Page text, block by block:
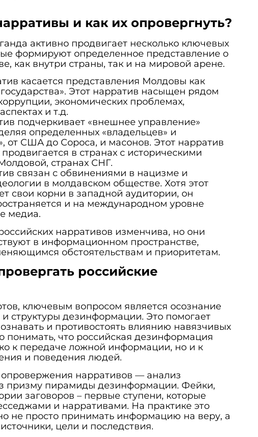
и как их опровергнуть?
активно продвигает несколько ключевых
формируют определенное представление о
как внутри страны, так и на мировой арене.
касается представления Молдовы как
Этот нарратив насыщен рядом
экономических проблемах,
и т.д.
подчеркивает «внешнее управление»
определенных «владельцев» и
от США до Сороса, и масонов. Этот нарратив
в странах с историческими
странах СНГ.
связан с обвинениями в нацизме и
в молдавском обществе. Хотя этот
свои корни в западной аудитории, он
и на международном уровне
медиа.
нарративов изменчива, но они
в информационном пространстве,
обстоятельствам и приоритетам.
российские
ключевым вопросом является осознание
структуры дезинформации. Это помогает
и противостоять влиянию навязчивых
понимать, что российская дезинформация
к передаче ложной информации, но и к
и поведения людей.
нарративов — анализ
призму пирамиды дезинформации. Фейки,
заговоров – первые ступени, которые
и нарративами. На практике это
не просто принимать информацию на веру, а
цели и последствия.